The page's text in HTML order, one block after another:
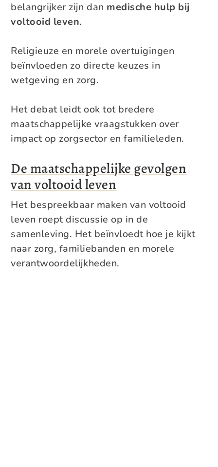
belangrijker zijn dan medische hulp bij
voltooid leven.
Religieuze en morele overtuigingen
beïnvloeden zo directe keuzes in
wetgeving en zorg.
Het debat leidt ook tot bredere
maatschappelijke vraagstukken over
impact op zorgsector en familieleden.
De maatschappelijke gevolgen
van voltooid leven
Het bespreekbaar maken van voltooid
leven roept discussie op in de
samenleving. Het beïnvloedt hoe je kijkt
naar zorg, familiebanden en morele
verantwoordelijkheden.